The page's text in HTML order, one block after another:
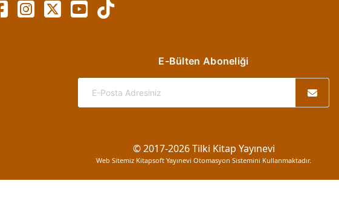
E-Bülten Aboneliği
© 2017-2026 Tilki Kitap Yayınevi
Web Sitemiz Kitapsoft Yayınevi Otomasyon Sistemini Kullanmaktadır.